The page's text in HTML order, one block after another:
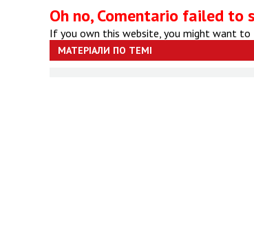
Oh no, Comentario failed to
If you own this website, you might want
МАТЕРІАЛИ ПО ТЕМІ